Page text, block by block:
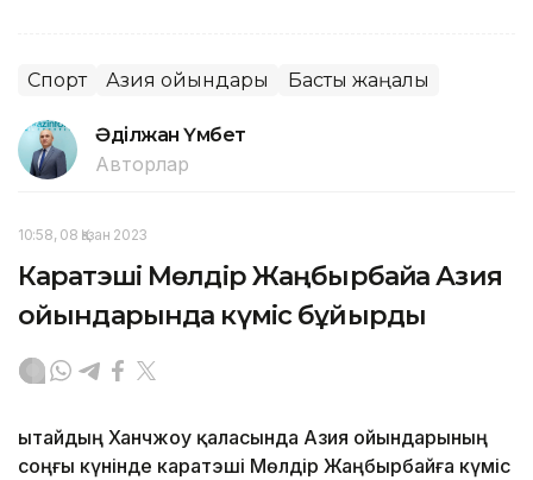
Спорт Азия ойындары Басты жаңалық
Әділжан Үмбет
Авторлар
10:58, 08 Қазан 2023
Каратэші Мөлдір Жаңбырбайға Азия
ойындарында күміс бұйырды
Қытайдың Ханчжоу қаласында Азия ойындарының
соңғы күнінде каратэші Мөлдір Жаңбырбайға күміс